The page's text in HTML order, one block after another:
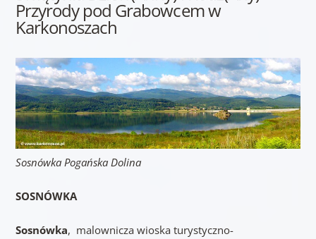
Przyrody pod Grabowcem w
Karkonoszach
Sosnówka Pogańska Dolina
SOSNÓWKA
Sosnówka, malownicza wioska turystyczno-